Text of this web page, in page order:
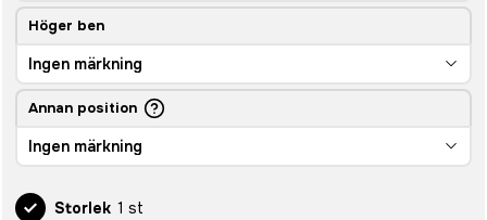
Höger ben
Ingen märkning
Annan position
Ingen märkning
Storlek 1 st